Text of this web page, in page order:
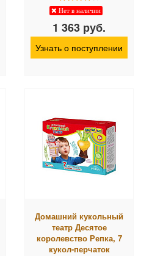
Нет в наличии
1 363 руб.
Узнать о поступлении
Домашний кукольный
театр Десятое
королевство Репка, 7
кукол-перчаток